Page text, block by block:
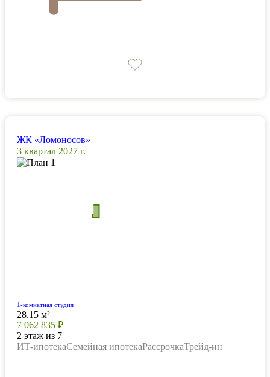
ЖК «Ломоносов»
3 квартал 2027 г.
1-комнатная студия
28.15 м²
7 062 835 ₽
2 этаж из 7
ИТ-ипотекаСемейная ипотекаРассрочкаТрейд-ин